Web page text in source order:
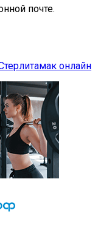
почте.
онлайн